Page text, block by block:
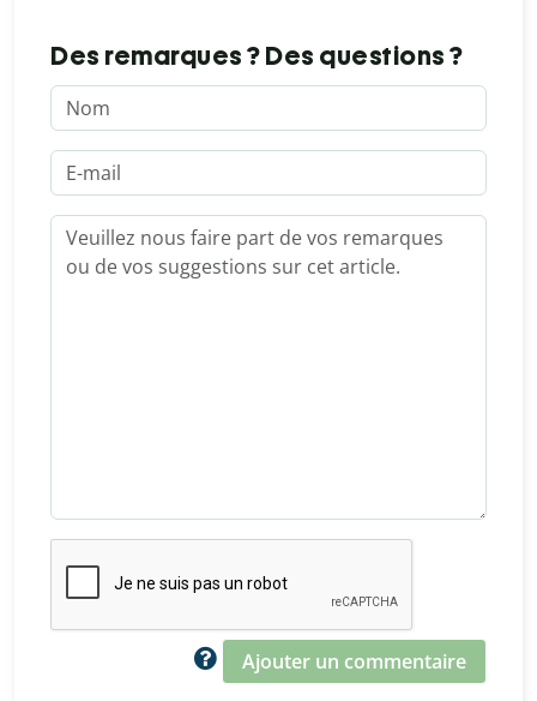
Des remarques ? Des questions ?
Ajouter un commentaire